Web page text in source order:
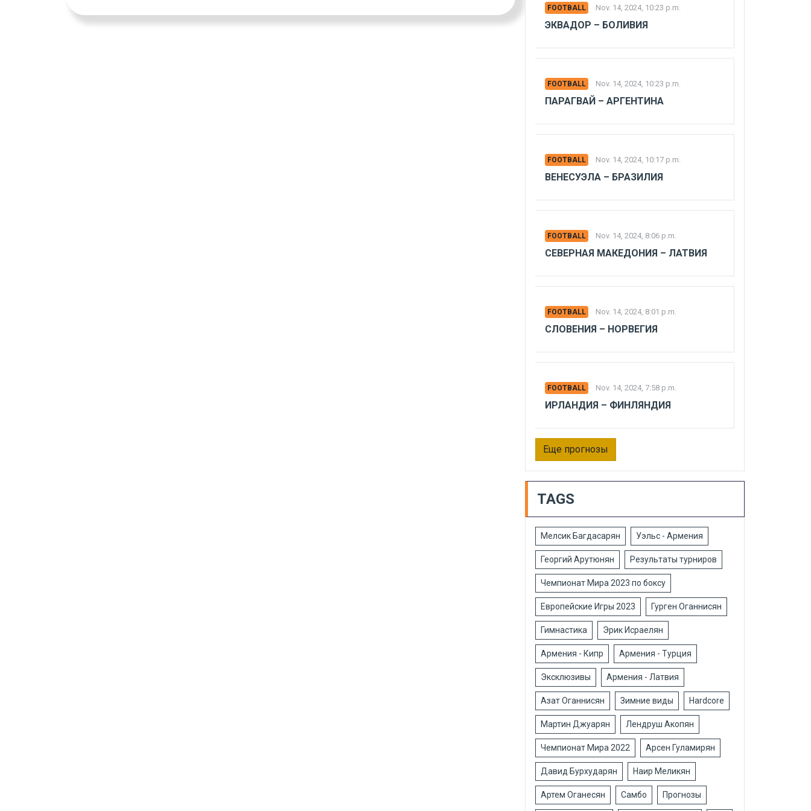
FOOTBALL Nov. 14, 2024, 10:23 p.m.
ЭКВАДОР – БОЛИВИЯ
FOOTBALL Nov. 14, 2024, 10:23 p.m.
ПАРАГВАЙ – АРГЕНТИНА
FOOTBALL Nov. 14, 2024, 10:17 p.m.
ВЕНЕСУЭЛА – БРАЗИЛИЯ
FOOTBALL Nov. 14, 2024, 8:06 p.m.
СЕВЕРНАЯ МАКЕДОНИЯ – ЛАТВИЯ
FOOTBALL Nov. 14, 2024, 8:01 p.m.
СЛОВЕНИЯ – НОРВЕГИЯ
FOOTBALL Nov. 14, 2024, 7:58 p.m.
ИРЛАНДИЯ – ФИНЛЯНДИЯ
Еще прогнозы
TAGS
Мелсик Багдасарян Уэльс - Армения
Георгий Арутюнян Результаты турниров
Чемпионат Мира 2023 по боксу
Европейские Игры 2023 Гурген Оганнисян
Гимнастика Эрик Исраелян
Армения - Кипр Армения - Турция
Эксклюзивы Армения - Латвия
Азат Оганнисян Зимние виды Hardcore
Мартин Джуарян Лендруш Акопян
Чемпионат Мира 2022 Арсен Гуламирян
Давид Бурхударян Наир Меликян
Артем Оганесян Самбо Прогнозы